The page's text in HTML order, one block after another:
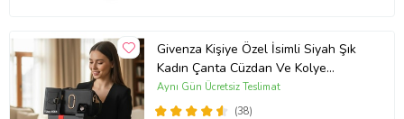
Givenza Kişiye Özel İsimli Siyah Şık
Kadın Çanta Cüzdan Ve Kolye
Hediyeli & Hediye Kutusu Seti
(D.Siyah)
(38)
Aynı Gün Ücretsiz Teslimat